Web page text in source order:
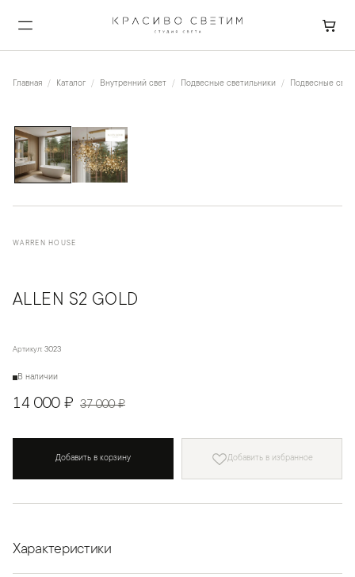
Главная Каталог Внутренний свет Подвесные светильники Подвесные
WARREN HOUSE
ALLEN S2 GOLD
Артикул: 3023
В наличии
14 000 ₽ 37 000 ₽
Добавить в корзину Добавить в избранное
Характеристики